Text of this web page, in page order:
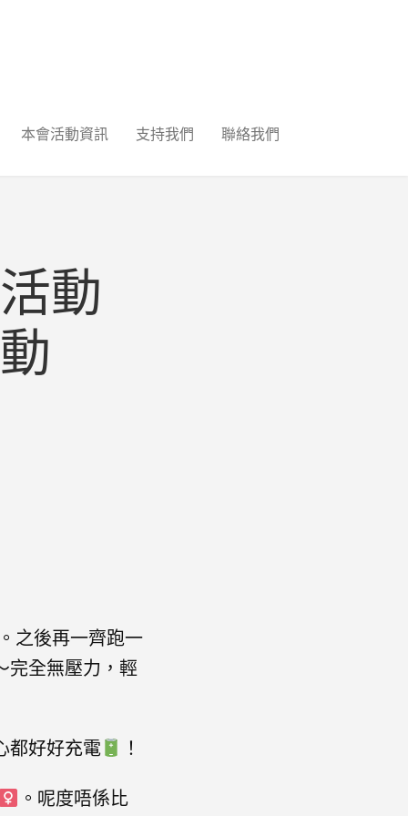
本會活動資訊 支持我們
聯絡我們
動
之後再一齊跑一
完全無壓力，輕
都好好充電 ！
。呢度唔係比